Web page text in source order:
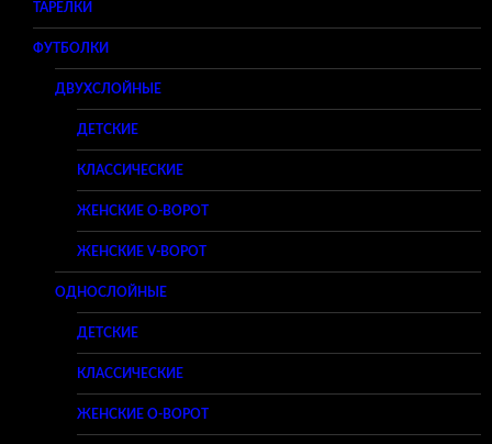
ТАРЕЛКИ
ФУТБОЛКИ
ДВУХСЛОЙНЫЕ
ДЕТСКИЕ
КЛАССИЧЕСКИЕ
ЖЕНСКИЕ O-ВОРОТ
ЖЕНСКИЕ V-ВОРОТ
ОДНОСЛОЙНЫЕ
ДЕТСКИЕ
КЛАССИЧЕСКИЕ
ЖЕНСКИЕ O-ВОРОТ